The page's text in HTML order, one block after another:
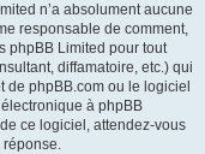
n’a absolument aucune
responsable de comment,
phpBB Limited pour tout
diffamatoire, etc.) qui
de phpBB.com ou le logiciel
à phpBB
ce logiciel, attendez-vous
réponse.